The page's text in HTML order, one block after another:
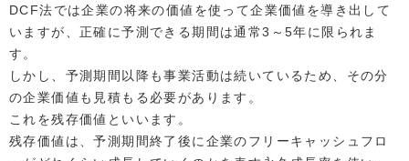
DCF法では企業の将来の価値を使って企業価値を導き出して
いますが、正確に予測できる期間は通常3～5年に限られま
す。
しかし、予測期間以降も事業活動は続いているため、その分
の企業価値も見積もる必要があります。
これを残存価値といいます。
残存価値は、予測期間終了後に企業のフリーキャッシュフロ